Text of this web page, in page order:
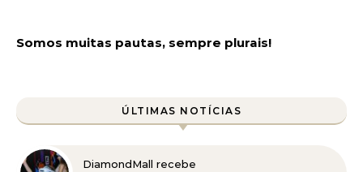
Somos muitas pautas, sempre plurais!
ÚLTIMAS NOTÍCIAS
DiamondMall recebe